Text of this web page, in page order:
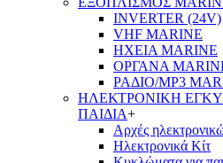
INVERTER (24V)
VHF MARINE
ΗΧΕΙΑ MARINE
ΟΡΓΑΝΑ
ΡΑΔΙΟ/MP3
ΗΛΕΚΤΡΟΝΙΚΗ
ΠΑΙΔΙΑ+
Αρχές
Ηλεκτρονικά Κίτ